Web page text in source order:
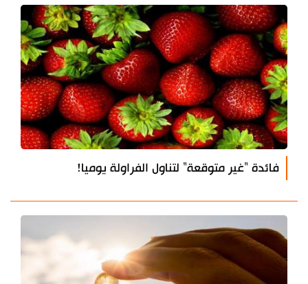
فائدة "غير متوقعة" لتناول الفراولة يوميا!